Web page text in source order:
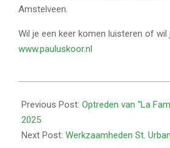
Amstelveen.
Wil je een keer komen luisteren of
www.pauluskoor.nl
01-
20
Previous Post: Optreden van “La
2025
Next Post: Werkzaamheden St.